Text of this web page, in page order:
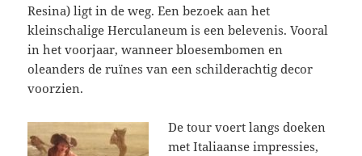
Resina) ligt in de weg. Een bezoek aan het
kleinschalige Herculaneum is een belevenis. Vooral
in het voorjaar, wanneer bloesembomen en
oleanders de ruïnes van een schilderachtig decor
voorzien.
De tour voert langs doeken
met Italiaanse impressies,